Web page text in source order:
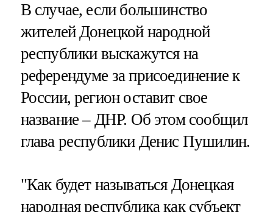
В случае, если большинство
жителей Донецкой народной
республики выскажутся на
референдуме за присоединение к
России, регион оставит свое
название – ДНР. Об этом сообщил
глава республики Денис Пушилин.
"Как будет называться Донецкая
народная республика как субъект